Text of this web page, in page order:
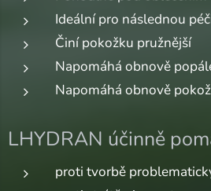
Ideální pro následnou
Činí pokožku pružnější
Napomáhá obnově
Napomáhá obnově
LHYDRAN účinně
proti tvorbě